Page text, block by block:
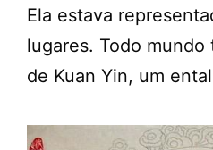
Ela estava
lugares. Todo mundo
de Kuan Yin, um